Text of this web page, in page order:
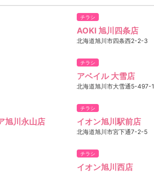
チラシ
AOKI 旭川四条店
北海道旭川市四条西2-2-3
チラシ
アベイル 大雪店
北海道旭川市大雪通5-497-1
旭川永山店
チラシ
イオン旭川駅前店
北海道旭川市宮下通7-2-5
チラシ
イオン旭川西店